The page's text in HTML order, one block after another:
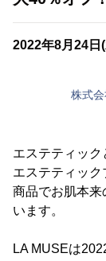
2022年8月24日
株式
エステティッ
エステティッ
商品でお肌本来
います。
LA MUSEは